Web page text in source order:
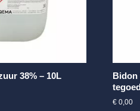
38% – 10L
Bidon
€0,00